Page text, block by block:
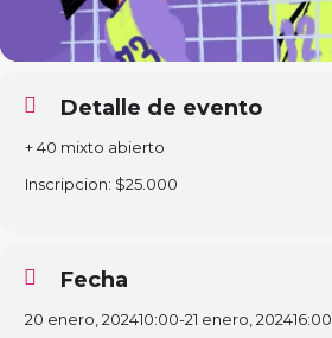
Detalle de evento
+ 40 mixto abierto
Inscripcion: $25.000
Fecha
20 enero, 202410:00-21 enero, 202416:00